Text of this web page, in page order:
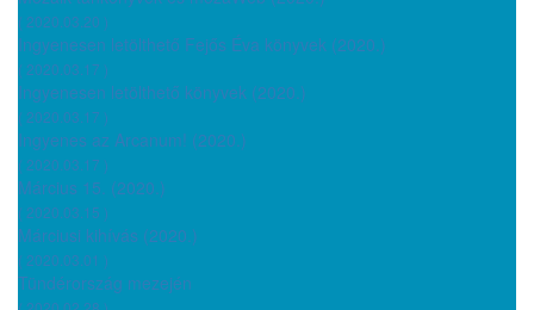
( 2020.03.20 )
Ingyenesen letölthető Fejős Éva könyvek (2020.)
( 2020.03.17 )
Ingyenesen letölthető könyvek (2020.)
( 2020.03.17 )
Ingyenes az Arcanum! (2020.)
( 2020.03.17 )
Március 15. (2020.)
( 2020.03.15 )
Márciusi kihívás (2020.)
( 2020.03.01 )
Tündérország mezején